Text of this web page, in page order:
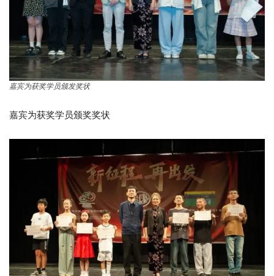
嘉宾为获奖学员颁发奖状
嘉宾为获奖学员颁奖奖状